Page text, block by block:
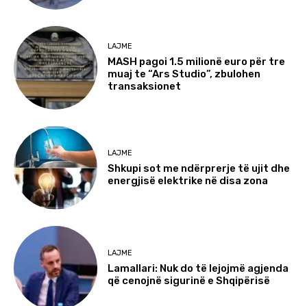
LAJME
MASH pagoi 1.5 milionë euro për tre
muaj te “Ars Studio”, zbulohen
transaksionet
LAJME
Shkupi sot me ndërprerje të ujit dhe
energjisë elektrike në disa zona
LAJME
Lamallari: Nuk do të lejojmë agjenda
që cenojnë sigurinë e Shqipërisë